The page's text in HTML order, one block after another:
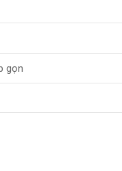
gọn